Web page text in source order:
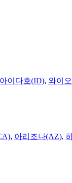
아이다호(ID), 와이
, 아리조나(AZ),